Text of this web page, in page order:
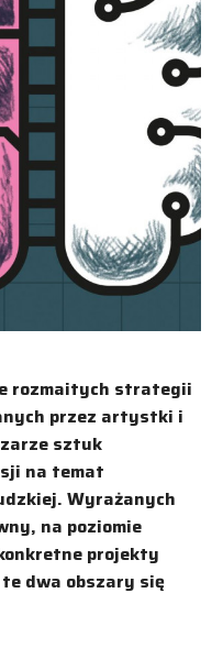
rozmaitych strategii
przez artystki i
sztuk
na temat
Wyrażanych
na poziomie
projekty
dwa obszary się